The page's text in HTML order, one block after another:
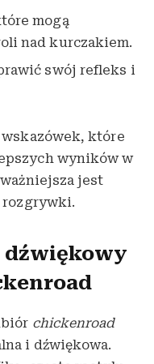
mogą
nad kurczakiem.
swój refleks i
które
wyników w
jest
rozgrywki.
dźwiękowy
chickenroad
i dźwiękowa.